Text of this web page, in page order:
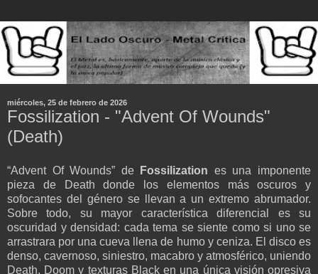
miércoles, 25 de febrero de 2026
Fossilization - "Advent Of Wounds"
(Death)
“Advent Of Wounds” de Fossilization es una imponente
pieza de Death donde los elementos más oscuros y
sofocantes del género se llevan a un extremo abrumador.
Sobre todo, su mayor característica diferencial es su
oscuridad y densidad: cada tema se siente como si uno se
arrastrara por una cueva llena de humo y ceniza. El disco es
denso, cavernoso, siniestro, macabro y atmosférico, uniendo
Death, Doom y texturas Black en una única visión opresiva